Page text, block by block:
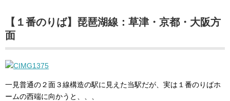
【１番のりば】琵琶湖線：草津・京都・大阪方
面
一見普通の２面３線構造の駅に見えた当駅だが、実は１番のりばホ
ームの西端に向かうと、、、